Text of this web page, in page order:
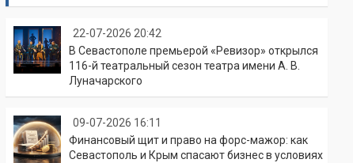
22-07-2026 20:42
В Севастополе премьерой «Ревизор» открылся
116-й театральный сезон театра имени А. В.
Луначарского
09-07-2026 16:11
Финансовый щит и право на форс-мажор: как
Севастополь и Крым спасают бизнес в условиях